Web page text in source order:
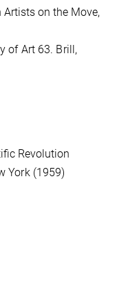
on the Move,
of Art 63. Brill,
Revolution
York (1959)